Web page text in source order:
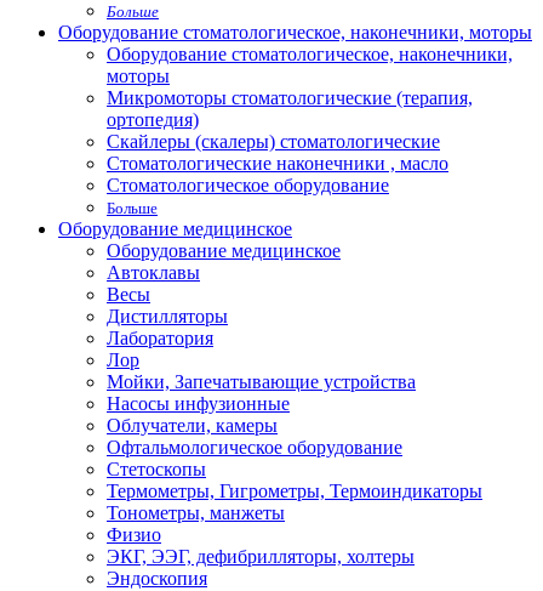
Больше
Оборудование стоматологическое, наконечники, моторы
Оборудование стоматологическое, наконечники,
моторы
Микромоторы стоматологические (терапия,
ортопедия)
Скайлеры (скалеры) стоматологические
Стоматологические наконечники , масло
Стоматологическое оборудование
Больше
Оборудование медицинское
Оборудование медицинское
Автоклавы
Весы
Дистилляторы
Лаборатория
Лор
Мойки, Запечатывающие устройства
Насосы инфузионные
Облучатели, камеры
Офтальмологическое оборудование
Стетоскопы
Термометры, Гигрометры, Термоиндикаторы
Тонометры, манжеты
Физио
ЭКГ, ЭЭГ, дефибрилляторы, холтеры
Эндоскопия